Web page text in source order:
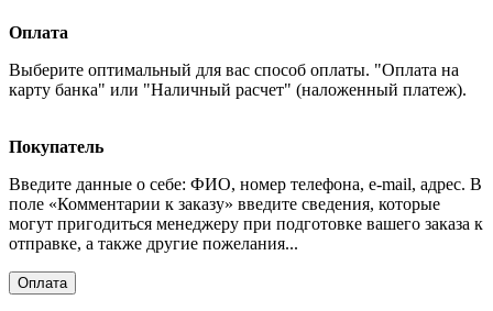
Оплата
Выберите оптимальный для вас способ оплаты. "Оплата на
карту банка" или "Наличный расчет" (наложенный платеж).
Покупатель
Введите данные о себе: ФИО, номер телефона, e-mail, адрес. В
поле «Комментарии к заказу» введите сведения, которые
могут пригодиться менеджеру при подготовке вашего заказа к
отправке, а также другие пожелания...
Оплата